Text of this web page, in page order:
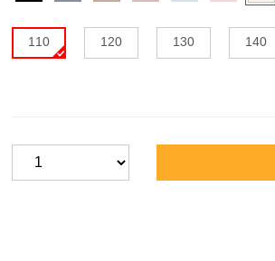
110 120 130 140